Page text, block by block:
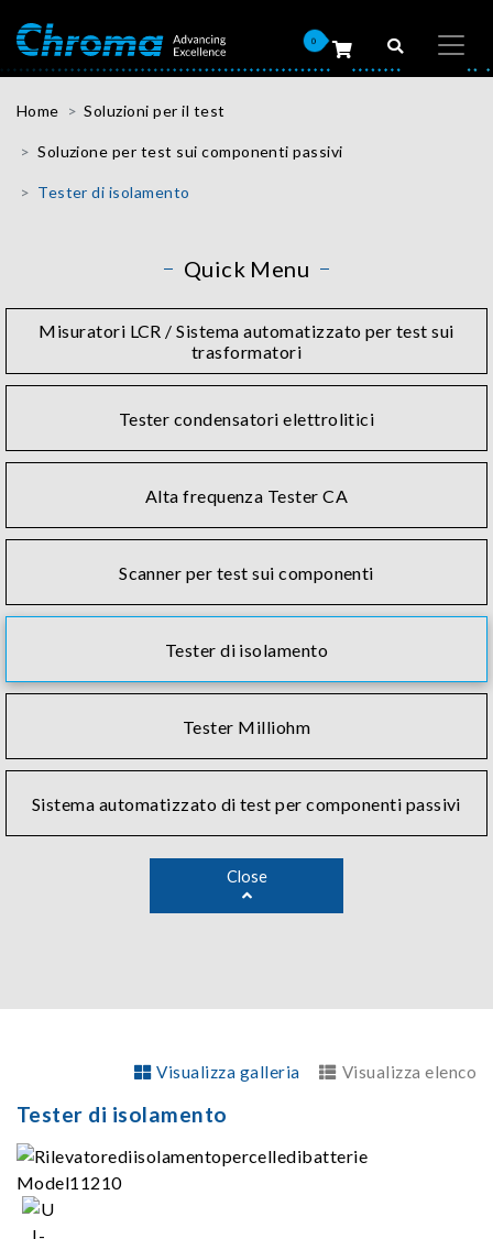
0
Home Soluzioni per il test
Soluzione per test sui componenti passivi
Tester di isolamento
Quick Menu
Misuratori LCR / Sistema automatizzato per test sui
trasformatori
Tester condensatori elettrolitici
Alta frequenza Tester CA
Scanner per test sui componenti
Tester di isolamento
Tester Milliohm
Sistema automatizzato di test per componenti passivi
Close
Visualizza galleria Visualizza elenco
Tester di isolamento